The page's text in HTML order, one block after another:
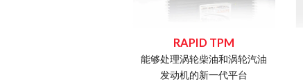
RAPID TPM
能够处理涡轮柴油和涡轮汽油
发动机的新一代平台